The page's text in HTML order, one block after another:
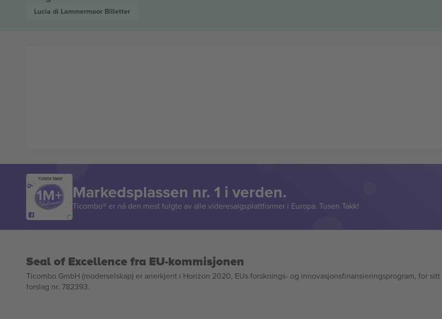
Lucia di Lammermoor Billetter
TUSEN TAKK!
Markedsplassen nr. 1 i verden.
Ticombo® er nå den mest fulgte av alle videresalgsplattformer i Europa. Tusen Takk!
Seal of Excellence fra EU-kommisjonen
Ticombo GmbH (moderselskap) er anerkjent i Horizon 2020, EUs forsknings- og innovasjonsfinansieringsprogram, for sitt
forslag nr. 782393.